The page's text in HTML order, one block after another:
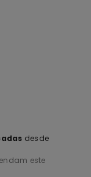
desde
este